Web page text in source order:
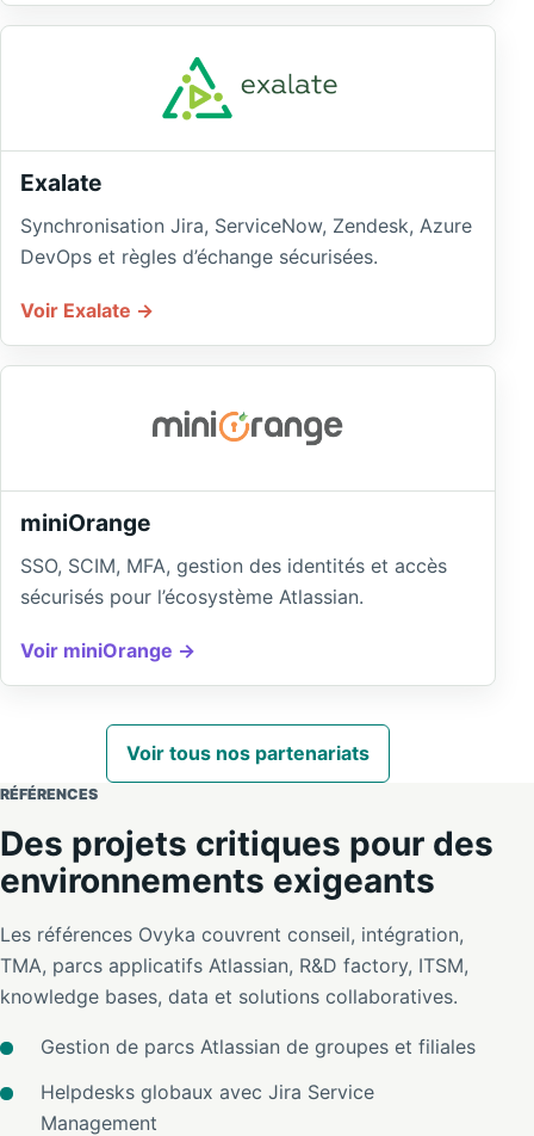
Exalate
Synchronisation Jira, ServiceNow, Zendesk, Azure
DevOps et règles d’échange sécurisées.
Voir Exalate
miniOrange
SSO, SCIM, MFA, gestion des identités et accès
sécurisés pour l’écosystème Atlassian.
Voir miniOrange
Voir tous nos partenariats
RÉFÉRENCES
Des projets critiques pour des
environnements exigeants
Les références Ovyka couvrent conseil, intégration,
TMA, parcs applicatifs Atlassian, R&D factory, ITSM,
knowledge bases, data et solutions collaboratives.
Gestion de parcs Atlassian de groupes et filiales
Helpdesks globaux avec Jira Service
Management